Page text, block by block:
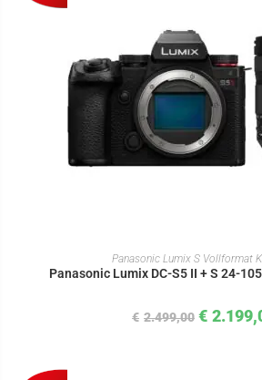
IN DEN WARENKORB
Panasonic Lumix S Vollformat
Panasonic Lumix DC-S5 II + S 24-
€ 2.499,00 €